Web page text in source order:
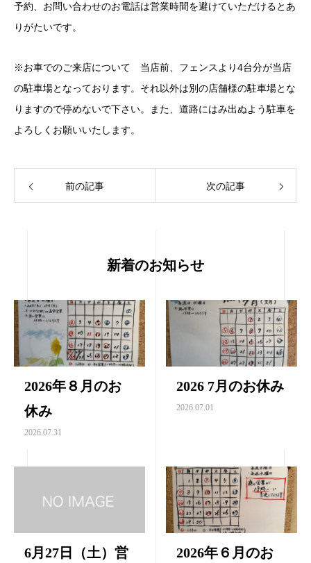
予約、お問い合わせのお電話は営業時間を避けていただけるとあ
りがたいです。
※お車でのご来店について 当店前、フェンスより4台分が当店
の駐車場となっております。それ以外は別の店舗様の駐車場とな
りますので停めないで下さい。また、道路にはみ出ぬよう駐車を
よろしくお願いいたします。
前の記事 次の記事
新着のお知らせ
2026年８月のお
休み
2026.07.31
2026 7月のお休み
2026.07.01
6月27日（土）営
2026年６月のお